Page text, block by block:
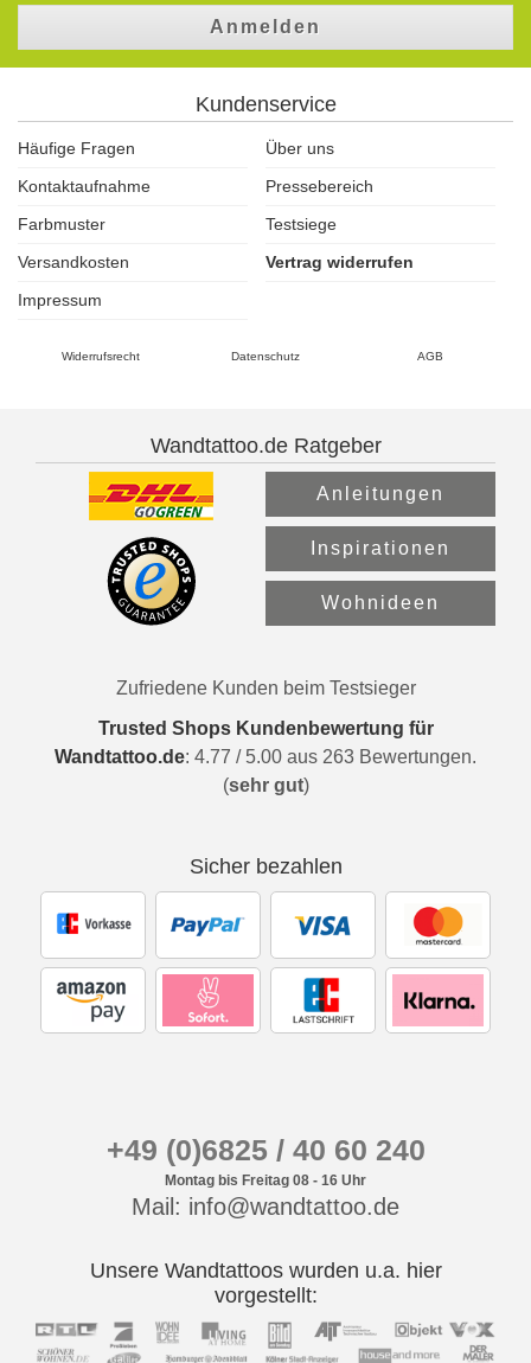
Anmelden
Kundenservice
Häufige Fragen
Über uns
Kontaktaufnahme
Pressebereich
Farbmuster
Testsiege
Versandkosten
Vertrag widerrufen
Impressum
Widerrufsrecht Datenschutz AGB
Wandtattoo.de Ratgeber
Anleitungen
Inspirationen
Wohnideen
Zufriedene Kunden beim Testsieger
Trusted Shops Kundenbewertung für
Wandtattoo.de: 4.77 / 5.00 aus 263 Bewertungen.
(sehr gut)
Sicher bezahlen
+49 (0)6825 / 40 60 240
Montag bis Freitag 08 - 16 Uhr
Mail: info@wandtattoo.de
Unsere Wandtattoos wurden u.a. hier
vorgestellt: